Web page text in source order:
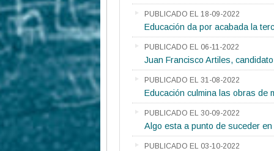
PUBLICADO EL 18-09-2022
Educación da por acabada la
PUBLICADO EL 06-11-2022
Juan Francisco Artiles,
PUBLICADO EL 31-08-2022
Educación culmina las obras de
PUBLICADO EL 30-09-2022
Algo esta a punto de suceder en
PUBLICADO EL 03-10-2022